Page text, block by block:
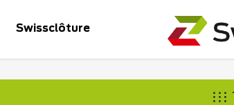
Swissclôture